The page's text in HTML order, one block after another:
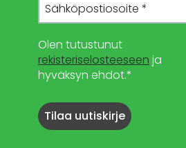
Olen tutustunut
rekisteriselosteeseen ja
hyväksyn ehdot.*